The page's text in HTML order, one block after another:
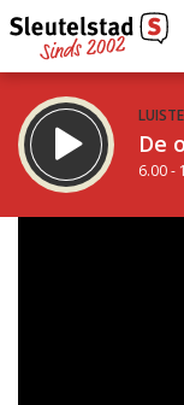
De
6.00 -